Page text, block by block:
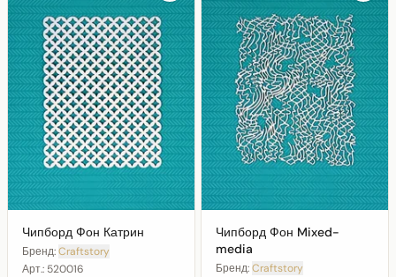
Чипборд Фон Катрин
Бренд:Craftstory
Арт.: 520016
Чипборд Фон Mixed-
media
Бренд:Craftstory